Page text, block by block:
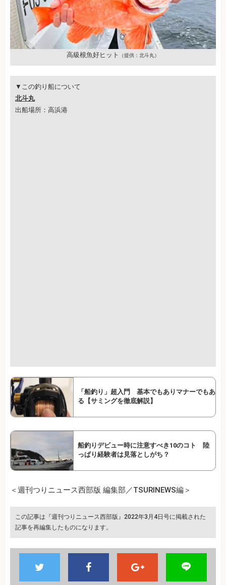
高級根魚好ヒット （提供：北斗丸）
▼この釣り船について
北斗丸
出船場所：高浜港
「船釣り」超入門 基本でもありマナーでもあ
る【サミングを徹底解説】
船釣りデビュー時に注意すべき10のコト 陸
っぱり経験者は見落としがち？
＜週刊つりニュース西部版 編集部／TSURINEWS編＞
この記事は『週刊つりニュース西部版』2022年3月4日号に掲載された
記事を再編集したものになります。